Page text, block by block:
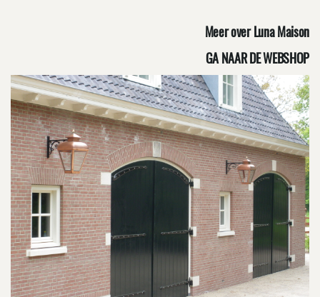
Meer over Luna Maison
GA NAAR DE WEBSHOP